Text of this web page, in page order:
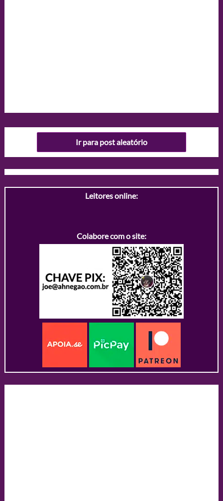
Ir para post aleatório
Leitores online:
Colabore com o site: